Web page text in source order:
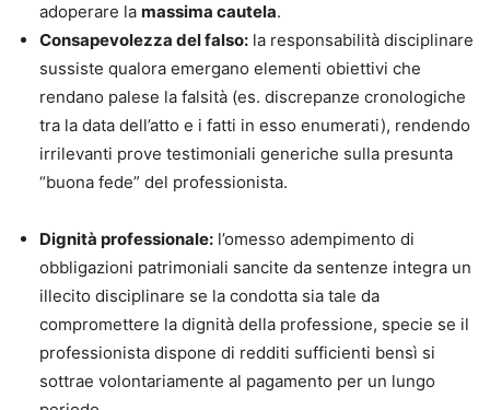
adoperare la massima cautela.
Consapevolezza del falso: la responsabilità disciplinare
sussiste qualora emergano elementi obiettivi che
rendano palese la falsità (es. discrepanze cronologiche
tra la data dell’atto e i fatti in esso enumerati), rendendo
irrilevanti prove testimoniali generiche sulla presunta
“buona fede” del professionista.
Dignità professionale: l’omesso adempimento di
obbligazioni patrimoniali sancite da sentenze integra un
illecito disciplinare se la condotta sia tale da
compromettere la dignità della professione, specie se il
professionista dispone di redditi sufficienti bensì si
sottrae volontariamente al pagamento per un lungo